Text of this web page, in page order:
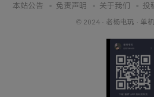
本站公告 免责声明 关于我们 投
© 2024 · 老杨电玩 · 单